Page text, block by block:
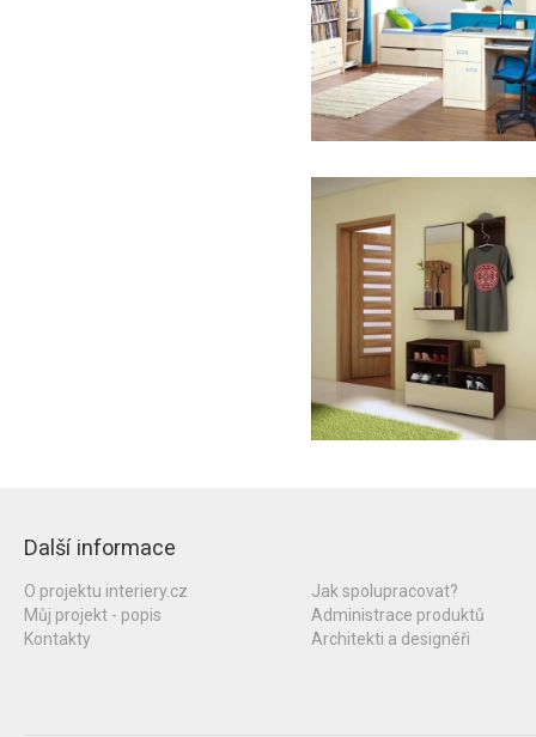
Další informace
O projektu interiery.cz
Můj projekt - popis
Kontakty
Jak spolupracovat?
Administrace produktů
Architekti a designéři